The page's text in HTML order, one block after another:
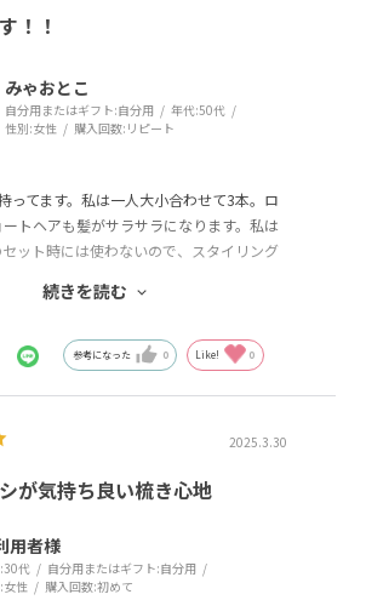
！！
みゃおとこ
自分用またはギフト:自分用 年代:50代
性別:女性 購入回数: リピート
ってます。私は一人大小合わせて3本。ロ
トヘアも髪がサラサラになります。私は
セット時には使わないので、スタイリング
達にもプレゼントしたり、そのお友達がま
ン購入しました。すぐに届きました。
続きを読む
参考になった 0 Like! 0
2025.3.30
が気持ち良い梳き心地
用者様
30代 自分用またはギフト:自分用
女性 購入回数:初めて